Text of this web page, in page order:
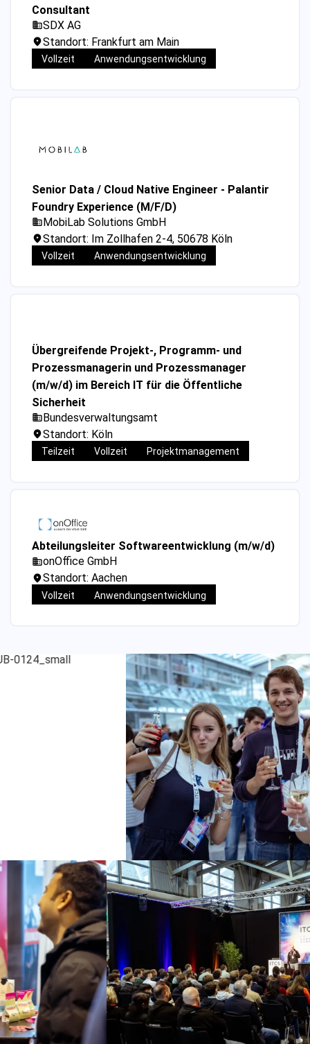
Consultant
SDX AG
Standort: Frankfurt am Main
Vollzeit Anwendungsentwicklung
Senior Data / Cloud Native Engineer - Palantir
Foundry Experience (M/F/D)
MobiLab Solutions GmbH
Standort: Im Zollhafen 2-4, 50678 Köln
Vollzeit Anwendungsentwicklung
Übergreifende Projekt-, Programm- und
Prozessmanagerin und Prozessmanager
(m/w/d) im Bereich IT für die Öffentliche
Sicherheit
Bundesverwaltungsamt
Standort: Köln
Teilzeit Vollzeit Projektmanagement
Abteilungsleiter Softwareentwicklung (m/w/d)
onOffice GmbH
Standort: Aachen
Vollzeit Anwendungsentwicklung